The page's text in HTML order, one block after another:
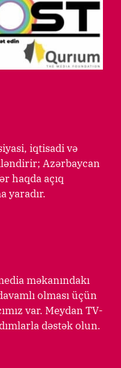
iqtisadi və
Azərbaycan
haqda açıq
yaradır.
məkanındakı
olması üçün
var. Meydan TV-
dəstək olun.